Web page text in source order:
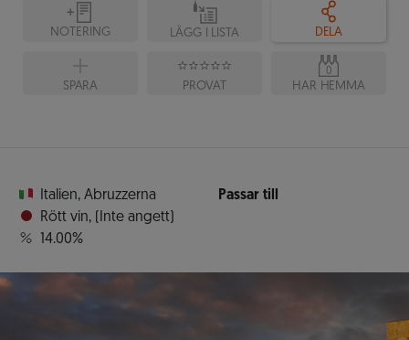
NOTERING LÄGG I LISTA DELA
SPARA PROVAT
0
HAR HEMMA
Italien, Abruzzerna
Rött vin,
(Inte angett)
14.00%
Passar till